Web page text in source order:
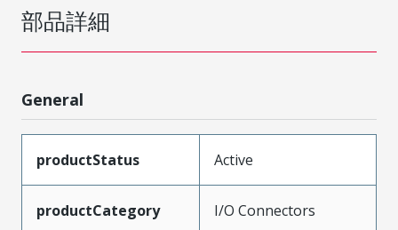
部品詳細
General
productStatus Active
productCategory I/O Connectors